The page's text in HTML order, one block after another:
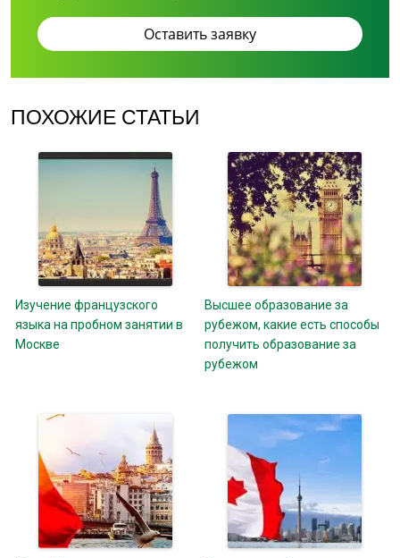
ПОХОЖИЕ СТАТЬИ
Изучение французского
языка на пробном занятии в
Москве
Высшее образование за
рубежом, какие есть способы
получить образование за
рубежом